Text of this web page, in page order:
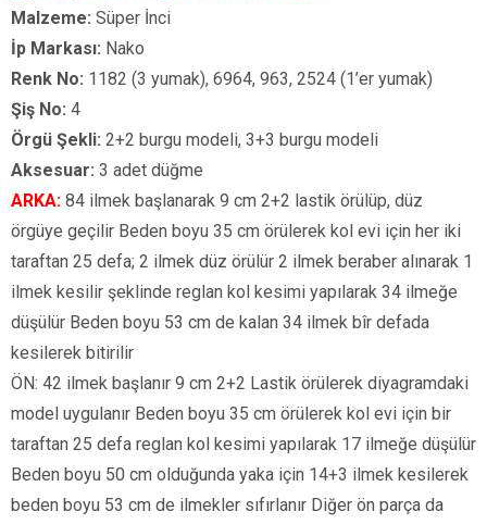
Malzeme: Süper İnci
İp Markası: Nako
Renk No: 1182 (3 yumak), 6964, 963, 2524 (1’er yumak)
Şiş No: 4
Örgü Şekli: 2+2 burgu modeli, 3+3 burgu modeli
Aksesuar: 3 adet düğme
ARKA: 84 ilmek başlanarak 9 cm 2+2 lastik örülüp, düz
örgüye geçilir Beden boyu 35 cm örülerek kol evi için her iki
taraftan 25 defa; 2 ilmek düz örülür 2 ilmek beraber alınarak 1
ilmek kesilir şeklinde reglan kol kesimi yapılarak 34 ilmeğe
düşülür Beden boyu 53 cm de kalan 34 ilmek bîr defada
kesilerek bitirilir
ÖN: 42 ilmek başlanır 9 cm 2+2 Lastik örülerek diyagramdaki
model uygulanır Beden boyu 35 cm örülerek kol evi için bir
taraftan 25 defa reglan kol kesimi yapılarak 17 ilmeğe düşülür
Beden boyu 50 cm olduğunda yaka için 14+3 ilmek kesilerek
beden boyu 53 cm de ilmekler sıfırlanır Diğer ön parça da